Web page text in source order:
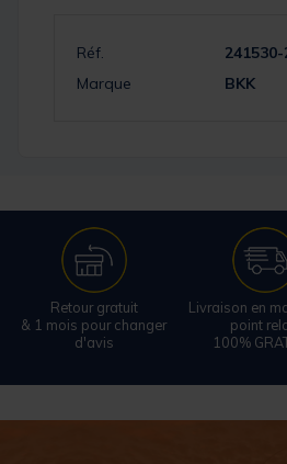
Réf.
241530-
Marque
BKK
Retour gratuit
& 1 mois pour changer
d'avis
Livraison en
point
100%